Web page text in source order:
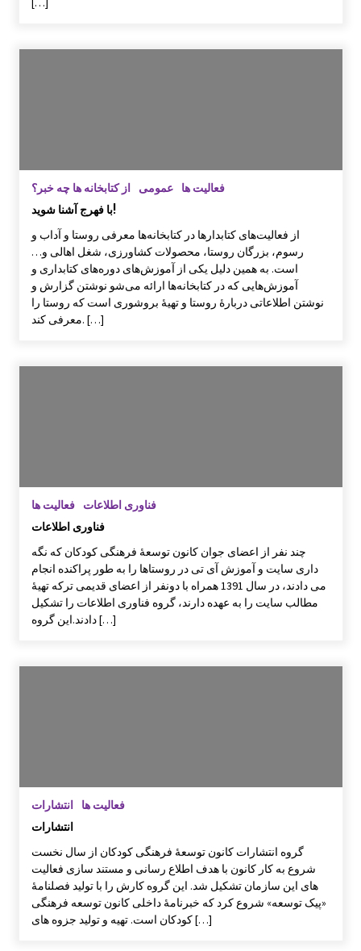
از کتابخانه ها چه خبر؟ عمومی
فعالیت ها
با فهرج آشنا شوید!
از فعالیت‌های کتابدارها در کتابخانه‌ها معرفی روستا و آداب و
رسوم، بزرگان روستا، محصولات کشاورزی، شغل اهالی و…
است. به همین دلیل یکی از آموزش‌های دوره‌های کتابداری و
آموزش‌هایی که در کتابخانه‌ها ارائه می‌شو نوشتن گزارش و
نوشتن اطلاعاتی دربارۀ روستا و تهیۀ بروشوری است که روستا را
معرفی کند. […]
فعالیت ها
فناوری اطلاعات
فناوری اطلاعات
چند نفر از اعضای جوان کانون توسعۀ فرهنگی کودکان که نگه
داری سایت و آموزش آی تی در روستاها را به طور پراکنده انجام
می دادند، در سال 1391 همراه با دونفر از اعضای قدیمی ترکه تهیۀ
مطالب سایت را به عهده دارند، گروه فناوری اطلاعات را تشکیل
دادند.این گروه […]
انتشارات
فعالیت ها
انتشارات
گروه انتشارات کانون توسعۀ فرهنگی کودکان از سال نخست
شروع به کار کانون با هدف اطلاع رسانی و مستند سازی فعالیت
های این سازمان تشکیل شد. این گروه کارش را با تولید فصلنامۀ
«پیک توسعه» شروع کرد که خبرنامۀ داخلی کانون توسعه فرهنگی
کودکان است. تهیه و تولید جزوه های […]